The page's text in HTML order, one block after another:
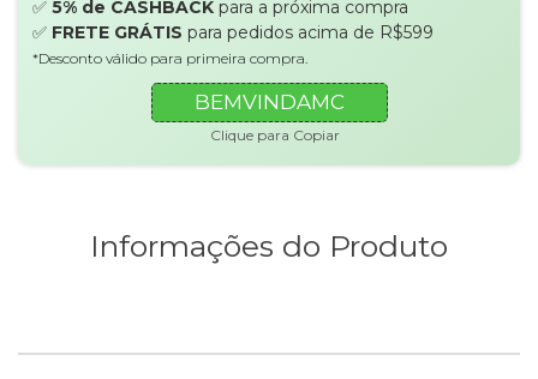
✅ 5% de CASHBACK para a próxima compra
✅ FRETE GRÁTIS para pedidos acima de R$599
*Desconto válido para primeira compra.
BEMVINDAMC
Clique para Copiar
Informações do Produto